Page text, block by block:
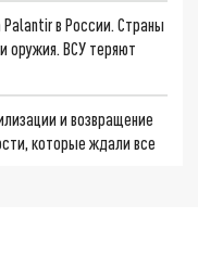
в России. Страны
оружия. ВСУ теряют
и возвращение
которые ждали все